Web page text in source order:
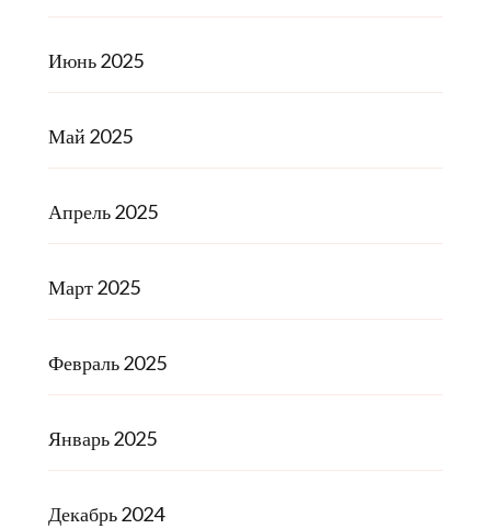
Июнь 2025
Май 2025
Апрель 2025
Март 2025
Февраль 2025
Январь 2025
Декабрь 2024